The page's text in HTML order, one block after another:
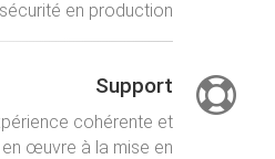
en production
Support
cohérente et
œuvre à la mise en